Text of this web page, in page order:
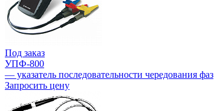
Под заказ
УПФ-800
— указатель последовательности чередования фаз
Запросить цену